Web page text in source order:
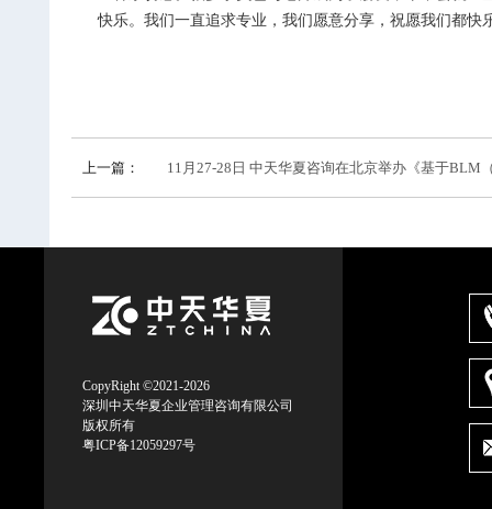
快乐。我们一直追求专业，我们愿意分享，祝愿我们都
上一篇： 11月27-28日 中天华夏咨询在北京举办《基于BLM
CopyRight ©2021-2026
深圳中天华夏企业管理咨询有限公司
版权所有
粤ICP备12059297号